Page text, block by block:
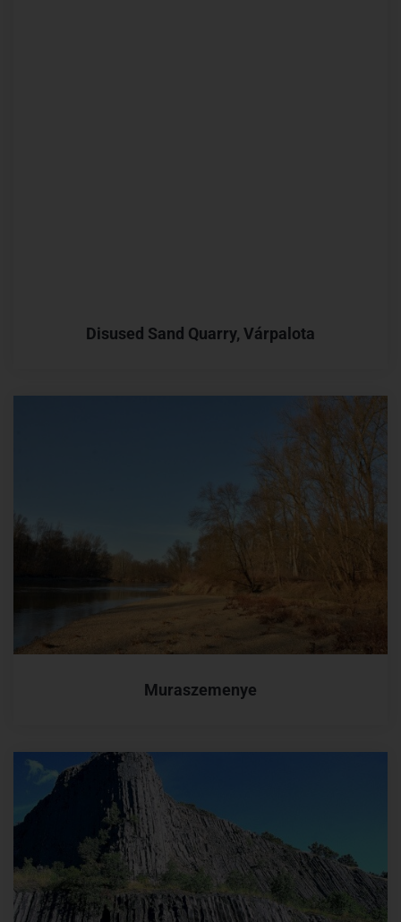
Disused Sand Quarry, Várpalota
Muraszemenye